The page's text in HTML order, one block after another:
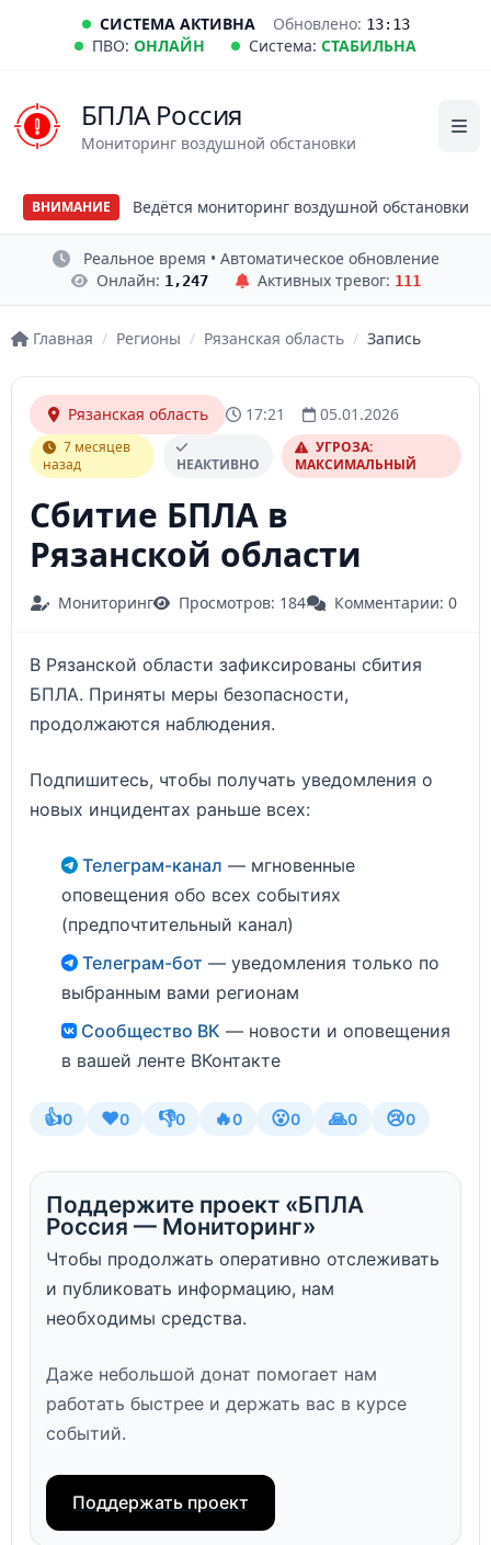
СИСТЕМА АКТИВНА Обновлено: 13:13
ПВО: ОНЛАЙН Система: СТАБИЛЬНА
БПЛА Россия
Мониторинг воздушной обстановки
ВНИМАНИЕ Ведётся мониторинг воздушной обстановки
Реальное время • Автоматическое обновление
Онлайн: 1,247 Активных тревог: 111
Главная / Регионы / Рязанская область / Запись
Рязанская область 17:21 05.01.2026
7 месяцев
назад
НЕАКТИВНО
УГРОЗА:
МАКСИМАЛЬНЫЙ
Сбитие БПЛА в
Рязанской области
Мониторинг Просмотров: 184 Комментарии: 0
В Рязанской области зафиксированы сбития
БПЛА. Приняты меры безопасности,
продолжаются наблюдения.
Подпишитесь, чтобы получать уведомления о
новых инцидентах раньше всех:
Телеграм-канал — мгновенные
оповещения обо всех событиях
(предпочтительный канал)
Телеграм-бот — уведомления только по
выбранным вами регионам
Сообщество ВК — новости и оповещения
в вашей ленте ВКонтакте
👍0 ❤️0 👎0 🔥0 😮0 🙏0 😢0
Поддержите проект «БПЛА
Россия — Мониторинг»
Чтобы продолжать оперативно отслеживать
и публиковать информацию, нам
необходимы средства.
Даже небольшой донат помогает нам
работать быстрее и держать вас в курсе
событий.
Поддержать проект